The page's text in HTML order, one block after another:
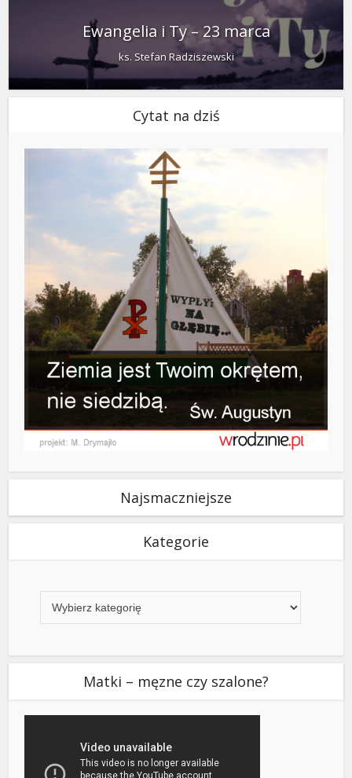
Ewangelia i Ty – 23 marca
ks. Stefan Radziszewski
Cytat na dziś
Najsmaczniejsze
Kategorie
Matki – męzne czy szalone?